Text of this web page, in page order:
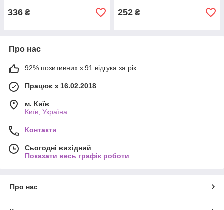
336 ₴ 252 ₴
Про нас
92% позитивних з 91 відгука за рік
Працює з 16.02.2018
м. Київ
Київ, Україна
Контакти
Сьогодні вихідний
Показати весь графік роботи
Про нас